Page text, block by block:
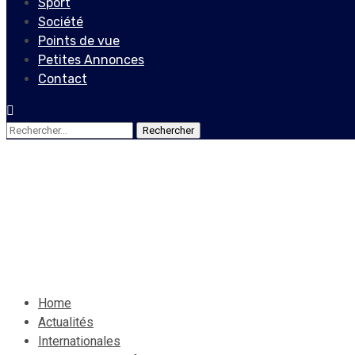
Société
Points de vue
Petites Annonces
Contact
Rechercher :
Home
Actualités
Internationales